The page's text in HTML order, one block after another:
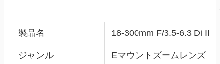
製品名 18-300mm F/3.5-6.3 Di III-
ジャンル Eマウントズームレンズ